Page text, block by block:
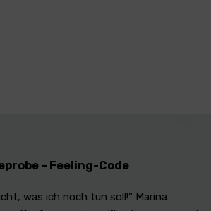
– Feeling-Code
was ich noch tun soll!“ Marina